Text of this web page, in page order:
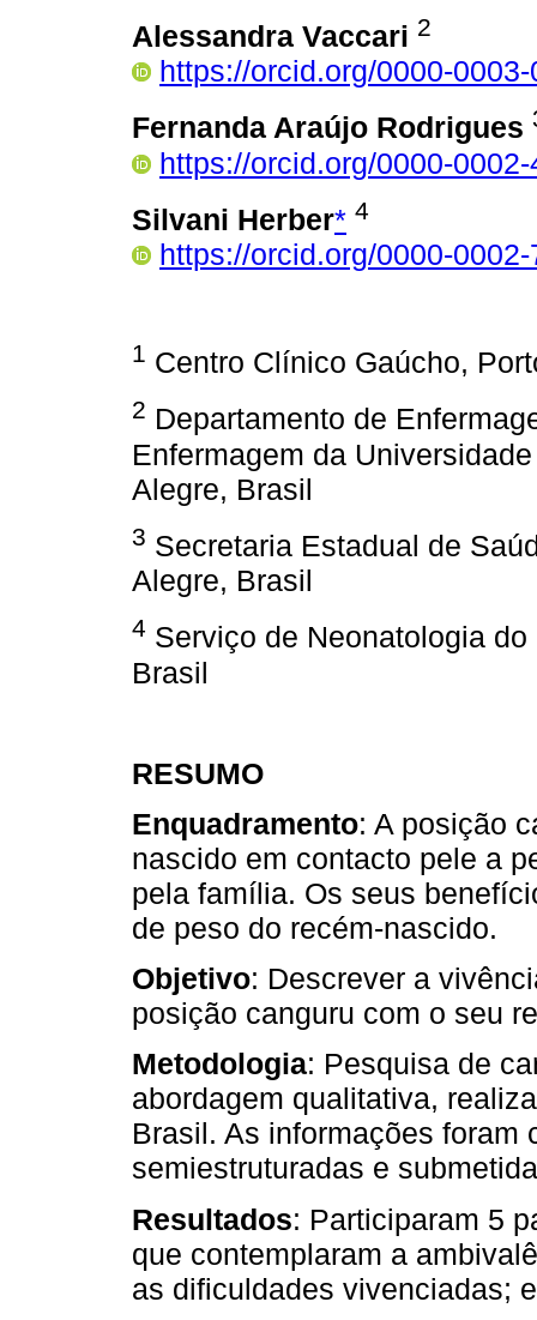
Alessandra Vaccari 2
https://orcid.org/0000-
Fernanda Araújo Rodrigues
https://orcid.org/0000-
Silvani Herber* 4
https://orcid.org/0000-
1 Centro Clínico Gaúcho,
2 Departamento de
Enfermagem da
Alegre, Brasil
3 Secretaria Estadual de
Alegre, Brasil
4 Serviço de Neonatologia
Brasil
RESUMO
Enquadramento: A posição
nascido em contacto pele a
pela família. Os seus
de peso do recém-nascido.
Objetivo: Descrever a
posição canguru com o seu
Metodologia: Pesquisa de
abordagem qualitativa,
Brasil. As informações foram
semiestruturadas e
Resultados: Participaram 5
que contemplaram a
as dificuldades vivenciadas;